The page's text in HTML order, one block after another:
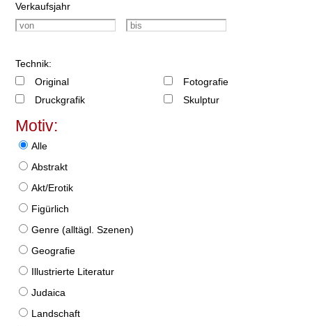
Verkaufsjahr
Technik:
Original
Druckgrafik
Fotografie
Skulptur
Motiv:
Alle
Abstrakt
Akt/Erotik
Figürlich
Genre (alltägl. Szenen)
Geografie
Illustrierte Literatur
Judaica
Landschaft